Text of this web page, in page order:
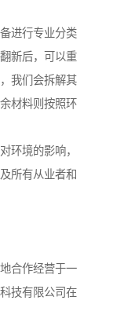
进行专业分类
新后，可以重
我们会拆解其
材料则按照环
环境的影响，
所有从业者和
合作经营于一
技有限公司在